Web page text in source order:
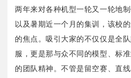
两年来对各种机型一轮又一轮地
以及暑期近一个月的集训，该校
的焦点。吸引大家的不仅仅是全
服，更是那与众不同的模型、标
的团队精神。不管是留空赛、直